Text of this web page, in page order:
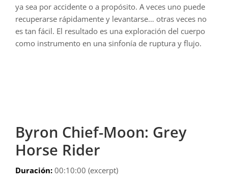
ya sea por accidente o a propósito. A veces uno puede
recuperarse rápidamente y levantarse… otras veces no
es tan fácil. El resultado es una exploración del cuerpo
como instrumento en una sinfonía de ruptura y flujo.
Byron Chief-Moon: Grey
Horse Rider
Duración: 00:10:00 (excerpt)